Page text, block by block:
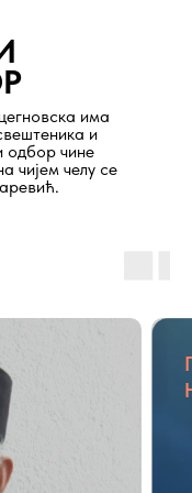
има
и
одбор чине
чијем челу се